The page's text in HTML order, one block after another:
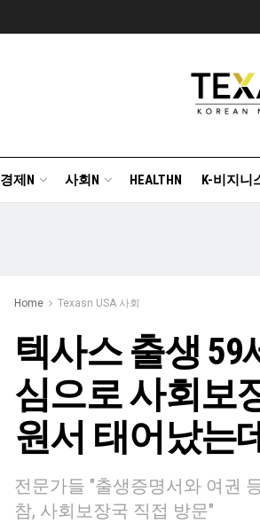
경제N 사회N HEALTHN K-비지니
Home Texasn USA 사회
텍사스 출생 59
심으로 사회보
원서 태어났는
전문가들 "출생증명서와 여권
참, 사회보장국 직접 방문"